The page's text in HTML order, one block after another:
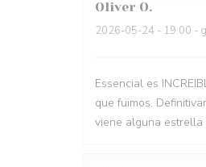
Oliver O
2026-05-24 - 19:00 -
Essencial es
que fuimos.
viene alguna estrella